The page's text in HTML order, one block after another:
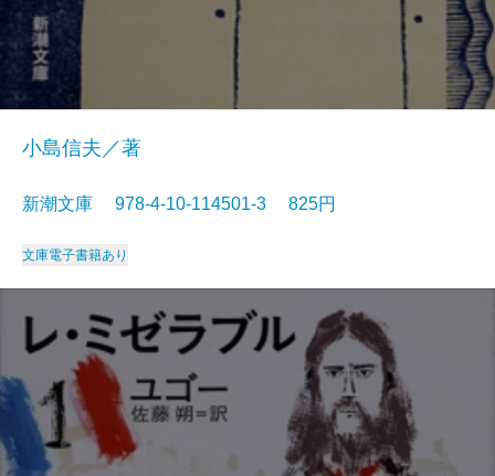
小島信夫／著
新潮文庫 978-4-10-114501-3 825円
文庫電子書籍あり